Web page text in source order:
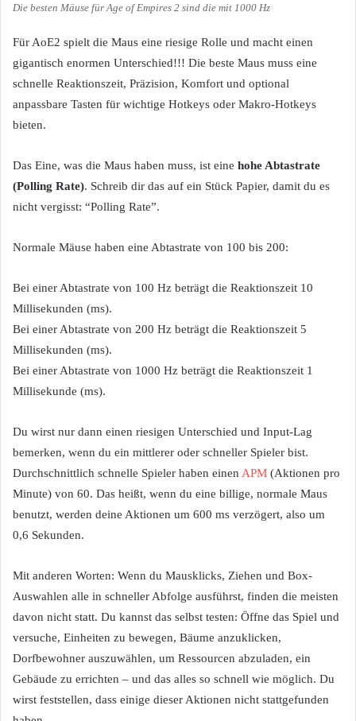
Die besten Mäuse für Age of Empires 2 sind die mit 1000 Hz
Für AoE2 spielt die Maus eine riesige Rolle und macht einen
gigantisch enormen Unterschied!!! Die beste Maus muss eine
schnelle Reaktionszeit, Präzision, Komfort und optional
anpassbare Tasten für wichtige Hotkeys oder Makro-Hotkeys
bieten.
Das Eine, was die Maus haben muss, ist eine hohe Abtastrate
(Polling Rate). Schreib dir das auf ein Stück Papier, damit du es
nicht vergisst: “Polling Rate”.
Normale Mäuse haben eine Abtastrate von 100 bis 200:
Bei einer Abtastrate von 100 Hz beträgt die Reaktionszeit 10
Millisekunden (ms).
Bei einer Abtastrate von 200 Hz beträgt die Reaktionszeit 5
Millisekunden (ms).
Bei einer Abtastrate von 1000 Hz beträgt die Reaktionszeit 1
Millisekunde (ms).
Du wirst nur dann einen riesigen Unterschied und Input-Lag
bemerken, wenn du ein mittlerer oder schneller Spieler bist.
Durchschnittlich schnelle Spieler haben einen APM (Aktionen pro
Minute) von 60. Das heißt, wenn du eine billige, normale Maus
benutzt, werden deine Aktionen um 600 ms verzögert, also um
0,6 Sekunden.
Mit anderen Worten: Wenn du Mausklicks, Ziehen und Box-
Auswahlen alle in schneller Abfolge ausführst, finden die meisten
davon nicht statt. Du kannst das selbst testen: Öffne das Spiel und
versuche, Einheiten zu bewegen, Bäume anzuklicken,
Dorfbewohner auszuwählen, um Ressourcen abzuladen, ein
Gebäude zu errichten – und das alles so schnell wie möglich. Du
wirst feststellen, dass einige dieser Aktionen nicht stattgefunden